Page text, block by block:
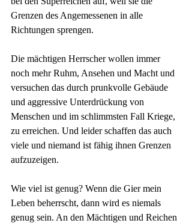
Grenzen des Angemessenen in alle
Richtungen sprengen.
Die mächtigen Herrscher wollen immer
noch mehr Ruhm, Ansehen und Macht und
versuchen das durch prunkvolle Gebäude
und aggressive Unterdrückung von
Menschen und im schlimmsten Fall Kriege,
zu erreichen. Und leider schaffen das auch
viele und niemand ist fähig ihnen Grenzen
aufzuzeigen.
Wie viel ist genug? Wenn die Gier mein
Leben beherrscht, dann wird es niemals
genug sein. An den Mächtigen und Reichen